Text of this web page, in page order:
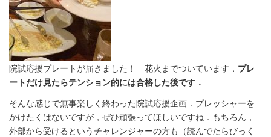
院試応援プレートが届きました！ 花火までついています． プレ
ートだけ見たらテンション的には合格した後です．
そんな感じで無事楽しく終わった院試応援企画．プレッシャーを
かけたくはないですが，ぜひ頑張ってほしいですね．もちろん，
外部から受けるというチャレンジャーの方も（読んでたらびっく